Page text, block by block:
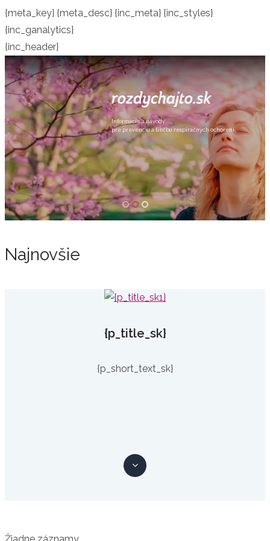
{meta_key} {meta_desc} {inc_meta} {inc_styles}
{inc_ganalytics}
{inc_header}
Informácie a návody
pre prevenciu a liečbu respiračných ochorení.
Najnovšie
{p_title_sk}
{p_short_text_sk}